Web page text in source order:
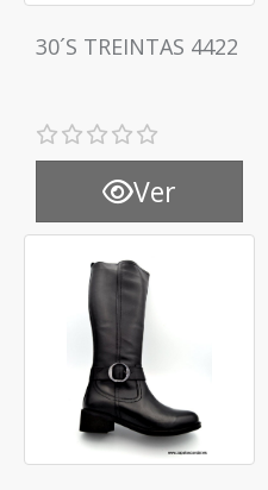
30´S TREINTAS 4422
Ver